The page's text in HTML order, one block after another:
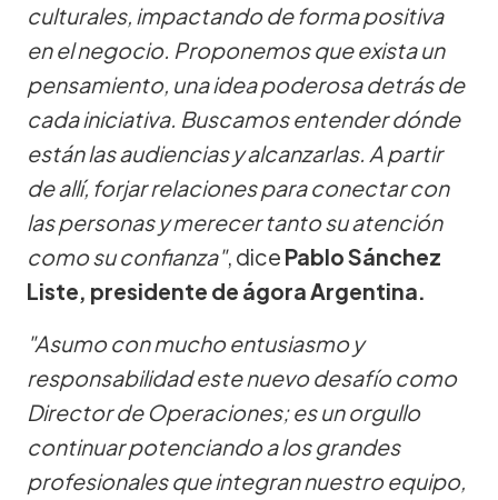
culturales, impactando de forma positiva
en el negocio. Proponemos que exista un
pensamiento, una idea poderosa detrás de
cada iniciativa. Buscamos entender dónde
están las audiencias y alcanzarlas. A partir
de allí, forjar relaciones para conectar con
las personas y merecer tanto su atención
como su confianza", dice Pablo Sánchez
Liste, presidente de ágora Argentina.
"Asumo con mucho entusiasmo y
responsabilidad este nuevo desafío como
Director de Operaciones; es un orgullo
continuar potenciando a los grandes
profesionales que integran nuestro equipo,